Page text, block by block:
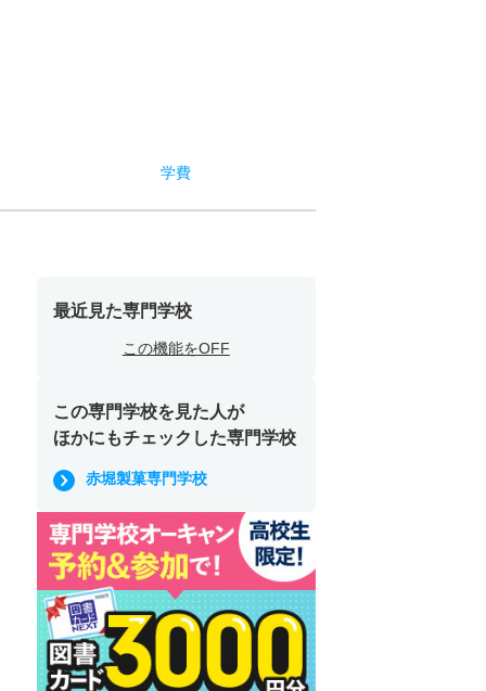
学費
最近見た専門学校
この機能をOFF
この専門学校を見た人が
ほかにもチェックした専門学校
赤堀製菓専門学校